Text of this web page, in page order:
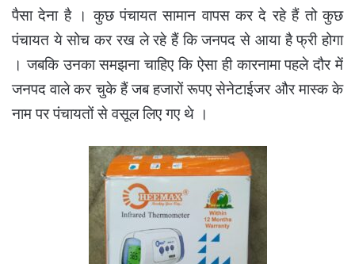
पैसा देना है । कुछ पंचायत सामान वापस कर दे रहे हैं तो कुछ
पंचायत ये सोच कर रख ले रहे हैं कि जनपद से आया है फ्री होगा
। जबकि उनका समझना चाहिए कि ऐसा ही कारनामा पहले दौर में
जनपद वाले कर चुके हैं जब हजारों रूपए सेनेटाईजर और मास्क के
नाम पर पंचायतों से वसूल लिए गए थे ।